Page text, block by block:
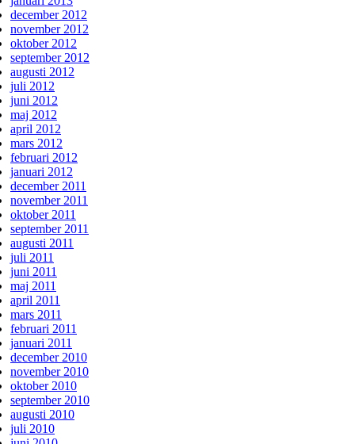
december 2012
november 2012
oktober 2012
september 2012
augusti 2012
juli 2012
juni 2012
maj 2012
april 2012
mars 2012
februari 2012
januari 2012
december 2011
november 2011
oktober 2011
september 2011
augusti 2011
juli 2011
juni 2011
maj 2011
april 2011
mars 2011
februari 2011
januari 2011
december 2010
november 2010
oktober 2010
september 2010
augusti 2010
juli 2010